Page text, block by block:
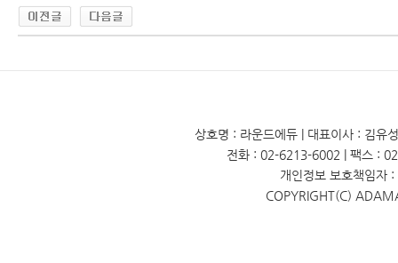
상호명 : 라운드에듀 | 대표이사 : 김유
전화 : 02-6213-6002 | 팩스 :
개인정보 보호책임자
COPYRIGHT(C)